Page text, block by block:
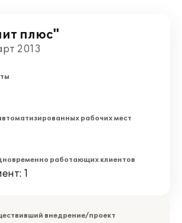
плюс"
2013
рабочих мест
работающих клиентов
1
внедрение/проект